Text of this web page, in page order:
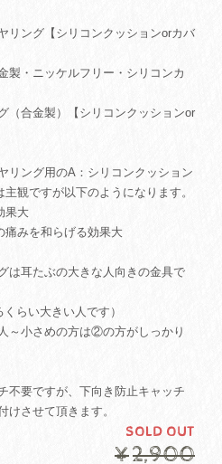
ング【シリコンクッションorカバ
・ニッケルフリー・シリコンカ
合金製）【シリコンクッションor
ング用のA：シリコンクッション
観ですが以下のようになります。
果大
痛みを和らげる効果大
耳たぶの大きな人向きの金具で
くらい大きい人です）
～小さめの方は②の方がしっかり
要ですが、下向き防止キャッチ
けさせて頂きます。
SOLD OUT
¥2,900